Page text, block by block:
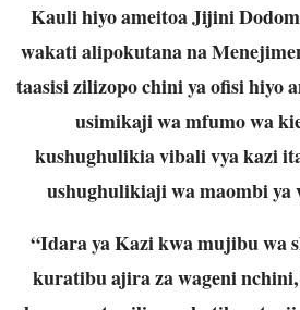
Kauli hiyo ameitoa Jijini
wakati alipokutana na
taasisi zilizopo chini ya ofisi hiyo
usimikaji wa mfumo wa
kushughulikia vibali vya kazi
ushughulikiaji wa maombi ya
“Idara ya Kazi kwa mujibu wa
kuratibu ajira za wageni